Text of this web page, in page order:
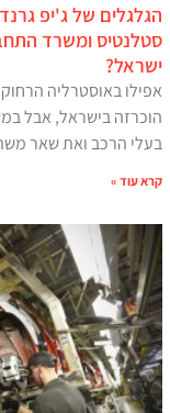
הגלגלים של ג'יפ
סטלנטיס ומשרד
ישראל?
אפילו באוסטרליה
הוכרזה בישראל, אבל
בעלי הרכב ואת שאר
קרא עוד »